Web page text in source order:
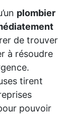
plombier
de trouver
à résoudre
tirent
pouvoir